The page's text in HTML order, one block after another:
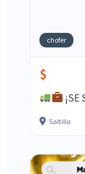
chofer
$
¡SE
Saltillo